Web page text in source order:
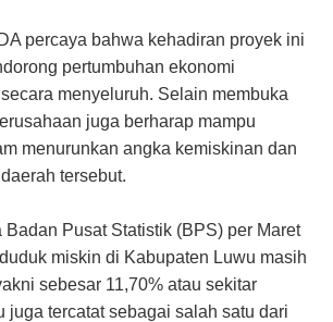
percaya bahwa kehadiran proyek ini
pertumbuhan ekonomi
menyeluruh. Selain membuka
juga berharap mampu
menurunkan angka kemiskinan dan
tersebut.
Badan Pusat Statistik (BPS) per Maret
miskin di Kabupaten Luwu masih
sebesar 11,70% atau sekitar
juga tercatat sebagai salah satu dari